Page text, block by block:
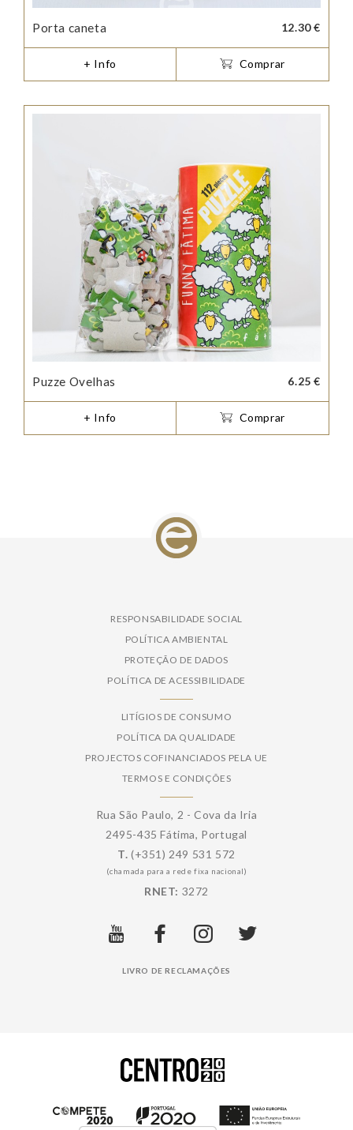
Porta caneta 12.30 €
+ Info Comprar
Puzze Ovelhas 6.25 €
+ Info Comprar
RESPONSABILIDADE SOCIAL
POLÍTICA AMBIENTAL
PROTEÇÃO DE DADOS
POLÍTICA DE ACESSIBILIDADE
LITÍGIOS DE CONSUMO
POLÍTICA DA QUALIDADE
PROJECTOS COFINANCIADOS PELA UE
TERMOS E CONDIÇÕES
Rua São Paulo, 2 - Cova da Iria
2495-435 Fátima, Portugal
T. (+351) 249 531 572
(chamada para a rede fixa nacional)
RNET: 3272
LIVRO DE RECLAMAÇÕES